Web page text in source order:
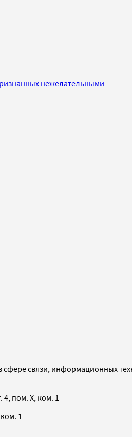
нежелательными
связи, информационных
4, пом. X, ком. 1
1